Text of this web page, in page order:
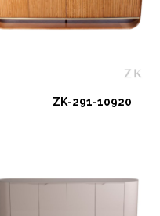
ZK-291-10920